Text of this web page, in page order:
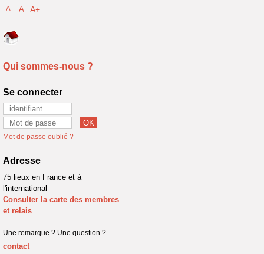
A- A A+
Qui sommes-nous ?
Se connecter
Mot de passe oublié ?
Adresse
75 lieux en France et à
l'international
Consulter la carte des membres
et relais
Une remarque ? Une question ?
contact